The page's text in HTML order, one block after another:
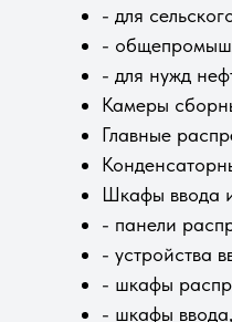
- для
-
- для нужд
Камеры
Главные
Шкафы ввода
- панели
- устройства
- шкафы
- шкафы